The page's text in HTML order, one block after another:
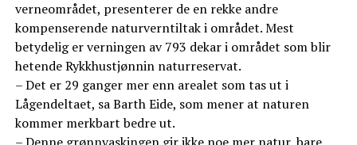
verneområdet, presenterer de en rekke andre
kompenserende naturverntiltak i området. Mest
betydelig er verningen av 793 dekar i området som blir
hetende Rykkhustjønnin naturreservat.
– Det er 29 ganger mer enn arealet som tas ut i
Lågendeltaet, sa Barth Eide, som mener at naturen
kommer merkbart bedre ut.